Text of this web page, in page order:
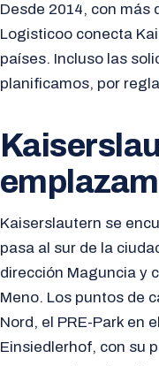
Desde 2014, con más
Logisticoo conecta
países. Incluso las
planificamos, por
Kaiserslautern se
pasa al sur de la
dirección Maguncia y
Meno. Los puntos de
Nord, el PRE-Park en
Einsiedlerhof, con su